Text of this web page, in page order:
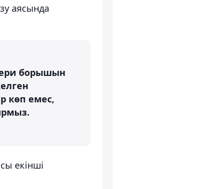
аясында
борышын
көп емес,
екінші